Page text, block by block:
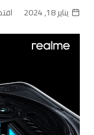
يناير 18, 2024